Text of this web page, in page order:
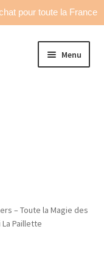
pour toute la France
Menu
– Toute la Magie des
La Paillette